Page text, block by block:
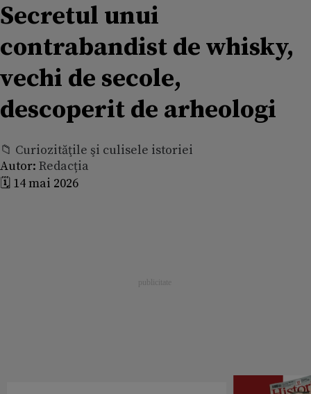
Secretul unui
contrabandist de whisky,
vechi de secole,
descoperit de arheologi
📁 Curiozităţile şi culisele istoriei
Autor: Redacția
🗓️ 14 mai 2026